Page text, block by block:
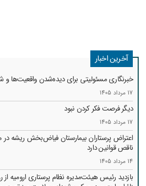
آخرین اخبار
خبرنگاری مسئولیتی برای دیده‌شدن واقعیت‌ها
17 مرداد 1405
دیگر فرصت فکر کردن نبود
17 مرداد 1405
اعتراض پرستاران بیمارستان فیاض‌بخش ریشه در
ناقص قوانین دارد
14 مرداد 1405
بازدید رئیس هیئت‌مدیره نظام پرستاری ارومیه